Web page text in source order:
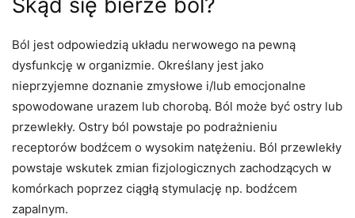
Skąd się bierze ból?
Ból jest odpowiedzią układu nerwowego na pewną
dysfunkcję w organizmie. Określany jest jako
nieprzyjemne doznanie zmysłowe i/lub emocjonalne
spowodowane urazem lub chorobą. Ból może być ostry lub
przewlekły. Ostry ból powstaje po podrażnieniu
receptorów bodźcem o wysokim natężeniu. Ból przewlekły
powstaje wskutek zmian fizjologicznych zachodzących w
komórkach poprzez ciągłą stymulację np. bodźcem
zapalnym.